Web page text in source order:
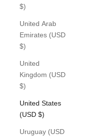
$)
United Arab
Emirates (USD
$)
United
Kingdom (USD
$)
United States
(USD $)
Uruguay (USD